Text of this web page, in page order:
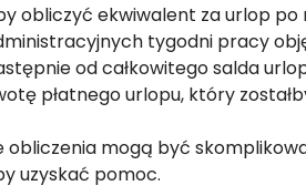
obliczyć ekwiwalent za urlop
tygodni pracy
od całkowitego salda
płatnego urlopu, który
obliczenia mogą być
uzyskać pomoc.